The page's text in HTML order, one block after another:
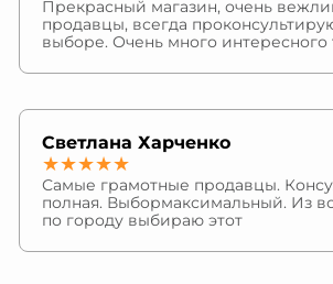
Прекрасный магазин, очень
продавцы, всегда
выборе. Очень много интересного
Светлана Харченко
★★★★★
Самые грамотные продавцы.
полная. Выбормаксимальный. Из
по городу выбираю этот